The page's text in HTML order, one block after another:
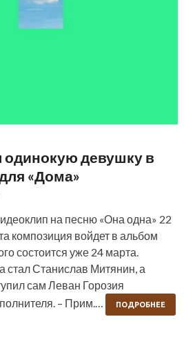
одинокую девушку в
«Дома»
на песню «Она одна» 22
композиция войдет в альбом
состоится уже 24 марта.
стал Станислав Митянин, а
сам Леван Горозия
– Прим.…
ПОДРОБНЕЕ